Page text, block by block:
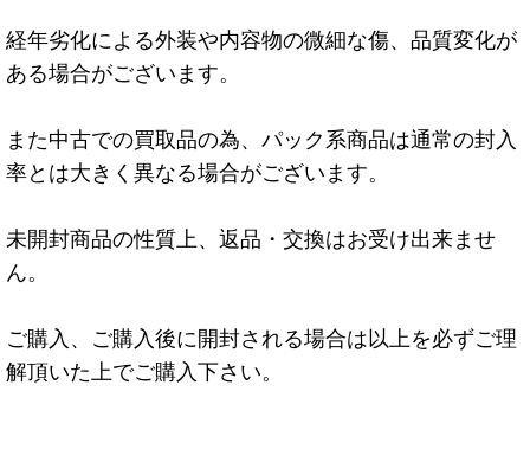
経年劣化による外装や内容物の微細な傷、品質変化が
ある場合がございます。
また中古での買取品の為、パック系商品は通常の封入
率とは大きく異なる場合がございます。
未開封商品の性質上、返品・交換はお受け出来ませ
ん。
ご購入、ご購入後に開封される場合は以上を必ずご理
解頂いた上でご購入下さい。